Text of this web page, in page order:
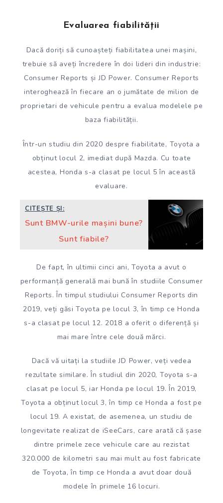
Evaluarea fiabilității
Dacă doriți să cunoașteți fiabilitatea unei mașini,
trebuie să aveți încredere în doi lideri din industrie:
Consumer Reports și JD Power. Consumer Reports
interoghează în fiecare an o jumătate de milion de
proprietari de vehicule pentru a evalua modelele pe
baza fiabilității.
Într-un studiu din 2020 despre fiabilitate, Toyota a
obținut locul 2, imediat după Mazda. Cu toate
acestea, Honda s-a clasat pe locul 5 în această
evaluare.
CITEȘTE ȘI:
Sunt BMW-urile mașini bune?
Sunt fiabile?
De fapt, în ultimii cinci ani, Toyota a avut o
performanță generală mai bună în studiile Consumer
Reports. În timpul studiului Consumer Reports din
2019, veți găsi Toyota pe locul 3, în timp ce Honda
s-a clasat pe locul 12. 2018 a oferit o diferență și
mai mare între cele două mărci.
Dacă vă uitați la studiile JD Power, veți vedea
rezultate similare. În studiul din 2020, Toyota s-a
clasat pe locul 5, iar Honda pe locul 19. În 2019,
Toyota a obținut locul 3, în timp ce Honda a fost pe
locul 19. A existat, de asemenea, un studiu de
longevitate realizat de iSeeCars, care arată că șase
dintre primele zece vehicule care au rezistat
320.000 de kilometri sau mai mult au fost fabricate
de Toyota, în timp ce Honda a avut doar două
modele în primele 16 locuri.